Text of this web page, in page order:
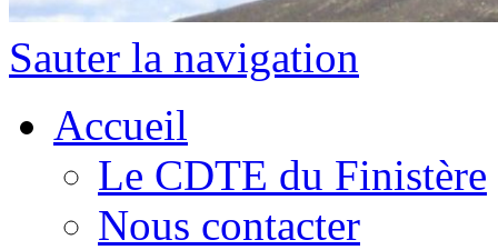
Sauter la navigation
Accueil
Le CDTE du Finistère
Nous contacter